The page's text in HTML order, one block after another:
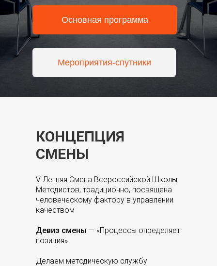
Основная программа
Мероприятия-спутники
КОНЦЕПЦИЯ
СМЕНЫ
V Летняя Смена Всероссийской Школы
Методистов, традиционно, посвящена
человеческому фактору в управлении
качеством
Девиз смены — «Процессы определяет
позиция»
Делаем методическую службу